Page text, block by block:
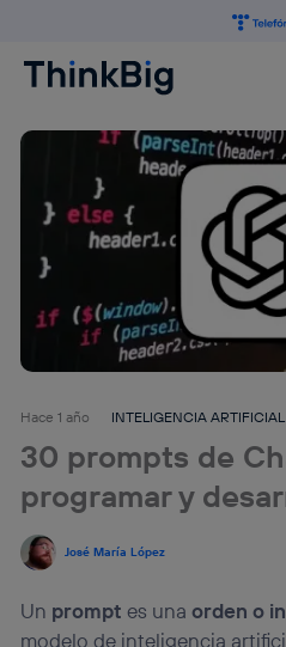
Hace 1 año INTELIGENCIA ARTIFICIAL
30 prompts de
programar y
José María López
Un prompt es unaorden o
modelo de inteligencia